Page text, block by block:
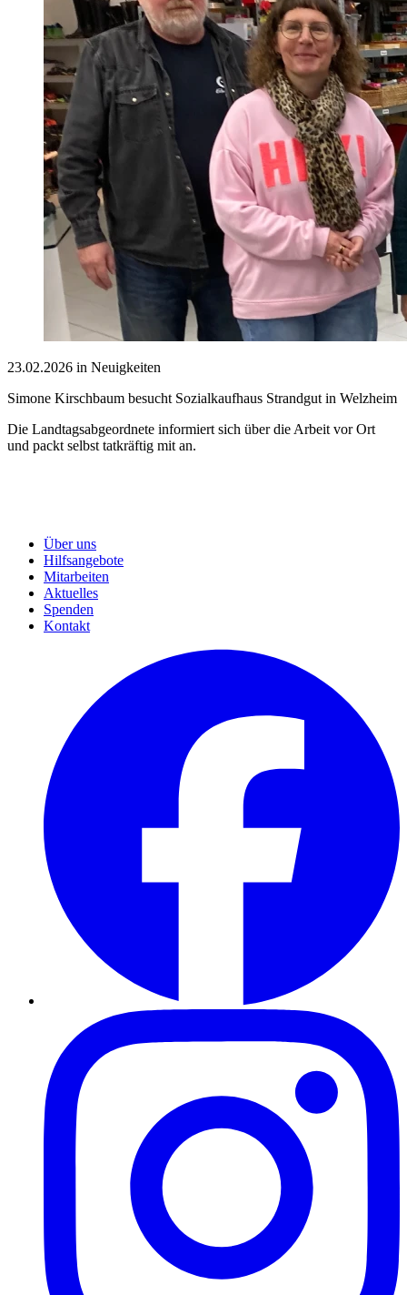
23.02.2026 in Neuigkeiten
Simone Kirschbaum besucht Sozialkaufhaus Strandgut in Welzheim
Die Landtagsabgeordnete informiert sich über die Arbeit vor Ort
und packt selbst tatkräftig mit an.
Über uns
Hilfsangebote
Mitarbeiten
Aktuelles
Spenden
Kontakt